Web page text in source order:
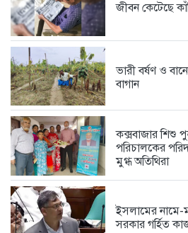
6 days আগে
6 days আগে
ফেসবুকে
1 week আগে
জীবন কেটেছে
ভারী বর্ষণ ও
বাগান
কক্সবাজার শিশু
পরিচালকের
মুগ্ধ অতিথিরা
ইসলামের
সরকার গর্হিত কাজ